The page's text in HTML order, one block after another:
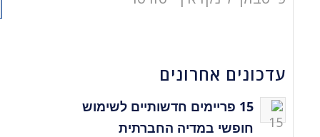
עדכונים אחרונים
15 פריימים חדשותיים לשימוש
חופשי במדיה החברתית